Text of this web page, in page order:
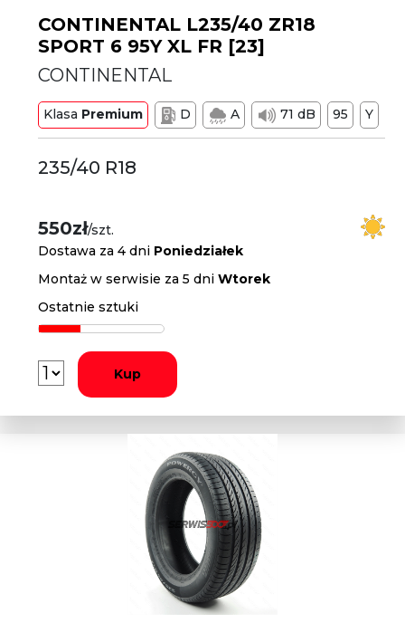
CONTINENTAL L235/40 ZR18
SPORT 6 95Y XL FR [23]
CONTINENTAL
Klasa Premium D A 71 dB 95 Y
235/40 R18
550zł/szt.
Dostawa za 4 dni Poniedziałek
Montaż w serwisie za 5 dniWtorek
Ostatnie sztuki
Kup